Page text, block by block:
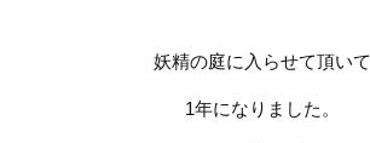
妖精の庭に入らせて頂いて
1年になりました。